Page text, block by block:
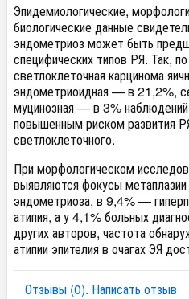
Эпидемиологические,
биологические данные
эндометриоз может быть
специфических типов РЯ. Так,
светлоклеточная карцинома
эндометриоидная — в 21,2%,
муцинозная — в 3%
повышенным риском развития
светлоклеточного.
При морфологическом
выявляются фокусы метаплазии
эндометриоза, в 9,4% —
атипия, а у 4,1% больных
других авторов, частота
атипии эпителия в очагах ЭЯ
Отзывы (0). Написать отзыв